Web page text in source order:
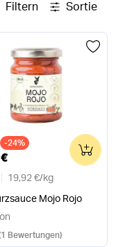
Filtern Sortieren
-24%
19,92 €/ kg
Mojo Rojo
0
1 Bewertungen)